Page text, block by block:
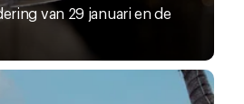
van 29 januari en de